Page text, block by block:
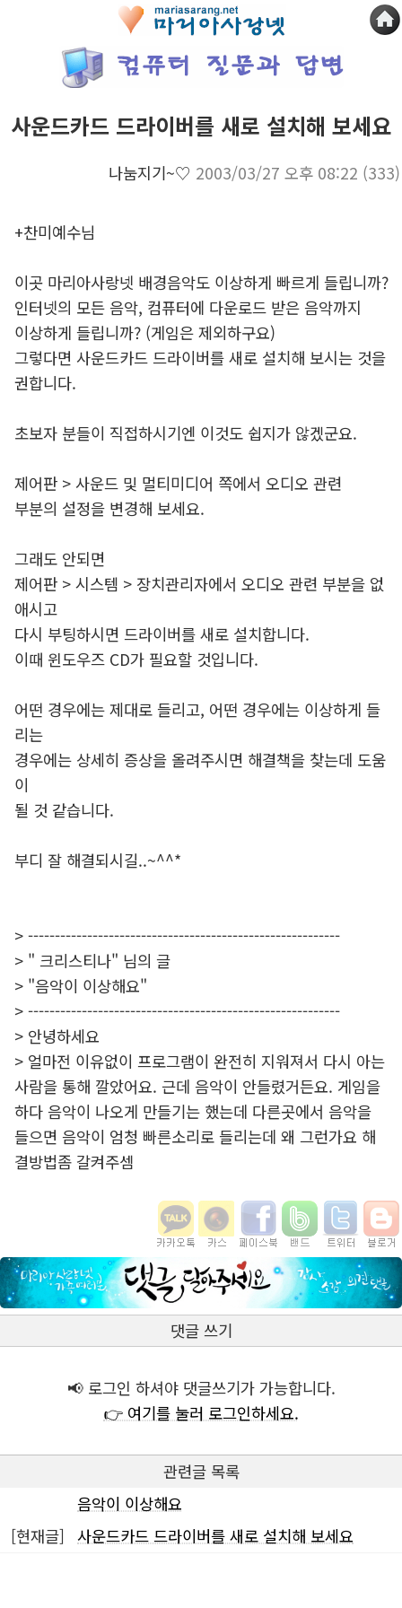
사운드카드 드라이버를 새로 설치해 보세요
나눔지기~♡ 2003/03/27 오후 08:22 (333)
+찬미예수님
이곳 마리아사랑넷 배경음악도 이상하게 빠르게 들립니까?
인터넷의 모든 음악, 컴퓨터에 다운로드 받은 음악까지
이상하게 들립니까? (게임은 제외하구요)
그렇다면 사운드카드 드라이버를 새로 설치해 보시는 것을
권합니다.
초보자 분들이 직접하시기엔 이것도 쉽지가 않겠군요.
제어판 > 사운드 및 멀티미디어 쪽에서 오디오 관련
부분의 설정을 변경해 보세요.
그래도 안되면
제어판 > 시스템 > 장치관리자에서 오디오 관련 부분을 없
애시고
다시 부팅하시면 드라이버를 새로 설치합니다.
이때 윈도우즈 CD가 필요할 것입니다.
어떤 경우에는 제대로 들리고, 어떤 경우에는 이상하게 들
리는
경우에는 상세히 증상을 올려주시면 해결책을 찾는데 도움
이
될 것 같습니다.
부디 잘 해결되시길..~^^*
> ----------------------------------------------------------
> " 크리스티나" 님의 글
> "음악이 이상해요"
> ----------------------------------------------------------
> 안녕하세요
> 얼마전 이유없이 프로그램이 완전히 지워져서 다시 아는
사람을 통해 깔았어요. 근데 음악이 안들렸거든요. 게임을
하다 음악이 나오게 만들기는 했는데 다른곳에서 음악을
들으면 음악이 엄청 빠른소리로 들리는데 왜 그런가요 해
결방법좀 갈켜주셈
댓글 쓰기
📢 로그인 하셔야 댓글쓰기가 가능합니다.
👉 여기를 눌러 로그인하세요.
관련글 목록
음악이 이상해요
[현재글]
사운드카드 드라이버를 새로 설치해 보세요